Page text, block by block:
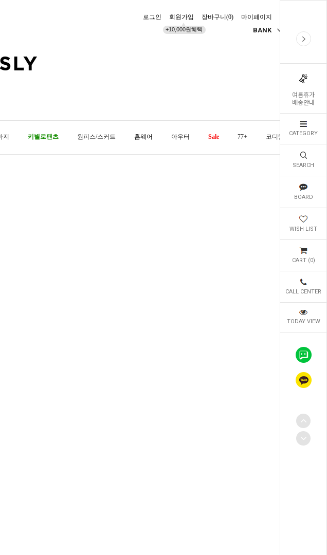
여름휴가
배송안내
CATEGORY
SEARCH
BOARD
WISH LIST
CART (0)
CALL CENTER
TODAY VIEW
로그인 회원가입
+10,000원혜택
장바구니(0) 마이페이지
BANK
지 키별로팬츠 원피스/스커트 홈웨어 아우터 Sale 77+ 코디템 오늘발송